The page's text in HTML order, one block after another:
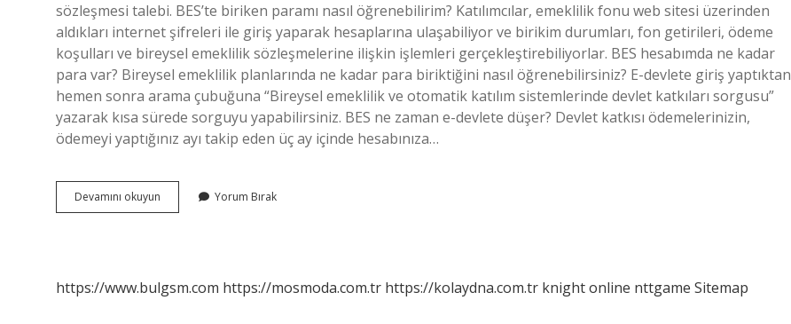
sözleşmesi talebi. BES’te biriken paramı nasıl öğrenebilirim? Katılımcılar, emeklilik fonu web sitesi üzerinden
aldıkları internet şifreleri ile giriş yaparak hesaplarına ulaşabiliyor ve birikim durumları, fon getirileri, ödeme
koşulları ve bireysel emeklilik sözleşmelerine ilişkin işlemleri gerçekleştirebiliyorlar. BES hesabımda ne kadar
para var? Bireysel emeklilik planlarında ne kadar para biriktiğini nasıl öğrenebilirsiniz? E-devlete giriş yaptıktan
hemen sonra arama çubuğuna “Bireysel emeklilik ve otomatik katılım sistemlerinde devlet katkıları sorgusu”
yazarak kısa sürede sorguyu yapabilirsiniz. BES ne zaman e-devlete düşer? Devlet katkısı ödemelerinizin,
ödemeyi yaptığınız ayı takip eden üç ay içinde hesabınıza…
Devamını okuyun Bireysel
Emeklilik
Yorum Bırak
https://www.bulgsm.com https://mosmoda.com.tr https://kolaydna.com.tr knight online nttgame Sitemap